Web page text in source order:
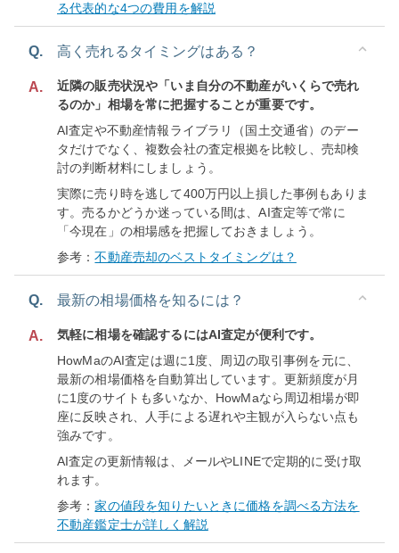
る代表的な4つの費用を解説
Q. 高く売れるタイミングはある？
A.
近隣の販売状況や「いま自分の不動産がいくらで売れ
るのか」相場を常に把握することが重要です。
AI査定や不動産情報ライブラリ（国土交通省）のデー
タだけでなく、複数会社の査定根拠を比較し、売却検
討の判断材料にしましょう。
実際に売り時を逃して400万円以上損した事例もありま
す。売るかどうか迷っている間は、AI査定等で常に
「今現在」の相場感を把握しておきましょう。
参考：不動産売却のベストタイミングは？
Q. 最新の相場価格を知るには？
A.
気軽に相場を確認するにはAI査定が便利です。
HowMaのAI査定は週に1度、周辺の取引事例を元に、
最新の相場価格を自動算出しています。更新頻度が月
に1度のサイトも多いなか、HowMaなら周辺相場が即
座に反映され、人手による遅れや主観が入らない点も
強みです。
AI査定の更新情報は、メールやLINEで定期的に受け取
れます。
参考：家の値段を知りたいときに価格を調べる方法を
不動産鑑定士が詳しく解説